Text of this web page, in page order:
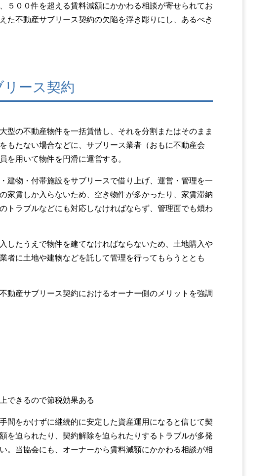
５００件を超える賃料減額にかかわる相談が寄せられてお
た不動産サブリース契約の欠陥を浮き彫りにし、あるべき
ース契約
の不動産物件を一括賃借し、それを分割またはそのまま
もたない場合などに、サブリース業者（おもに不動産会
を用いて物件を円滑に運営する。
建物・付帯施設をサブリースで借り上げ、運営・管理を一
家賃しか入らないため、空き物件が多かったり、家賃滞納
トラブルなどにも対応しなければならず、管理面でも煩わ
したうえで物件を建てなければならないため、土地購入や
者に土地や建物などを託して管理を行ってもらうととも
動産サブリース契約におけるオーナー側のメリットを強調
できるので節税効果ある
間をかけずに継続的に安定した資産運用になると信じて契
を迫られたり、契約解除を迫られたりするトラブルが多発
。当協会にも、オーナーから賃料減額にかかわる相談が相